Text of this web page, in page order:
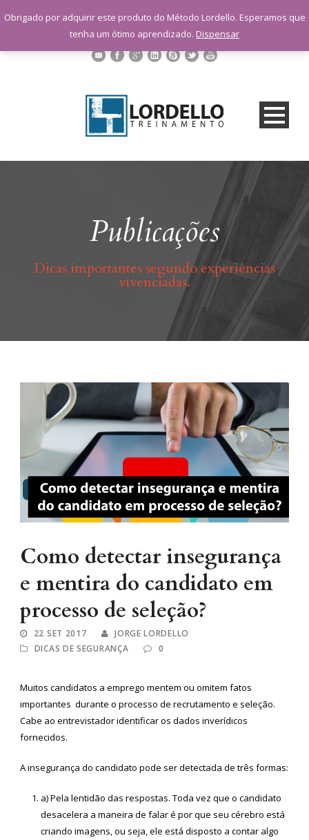
sac@lordellotreinamento.com.br
+55 11 9 1398-3091
Publicações
Dicas importantes segundo experiências
vivenciadas.
Como detectar insegurança
e mentira do candidato em
processo de seleção?
22 SET 2017
JORGE LORDELLO
DICAS DE SEGURANÇA
0
Muitos candidatos a emprego mentem ou omitem fatos
importantes durante o processo de recrutamento e seleção.
Cabe ao entrevistador identificar os dados inverídicos
fornecidos.
A insegurança do candidato pode ser detectada de três formas:
a) Pela lentidão das respostas. Toda vez que o candidato
desacelera a maneira de falar é por que seu cérebro está
criando imagens, ou seja, ele está disposto a contar algo
Obrigado por adquirir este produto do Método Lordello. Esperamos que
tenha um ótimo aprendizado. Dispensar